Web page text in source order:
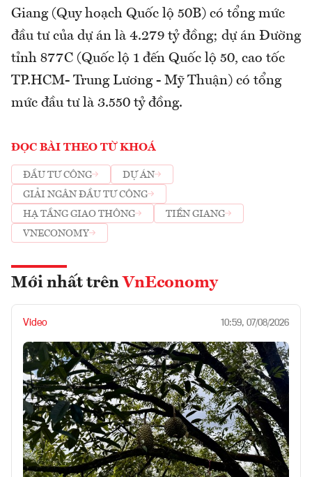
Giang (Quy hoạch Quốc lộ 50B) có tổng mức
đầu tư của dự án là 4.279 tỷ đồng; dự án Đường
tỉnh 877C (Quốc lộ 1 đến Quốc lộ 50, cao tốc
TP.HCM- Trung Lương - Mỹ Thuận) có tổng
mức đầu tư là 3.550 tỷ đồng.
ĐỌC BÀI THEO TỪ KHOÁ
ĐẦU TƯ CÔNG
DỰ ÁN
GIẢI NGÂN ĐẦU TƯ CÔNG
HẠ TẦNG GIAO THÔNG
TIỀN GIANG
VNECONOMY
Mới nhất trên VnEconomy
Video 10:59, 07/08/2026